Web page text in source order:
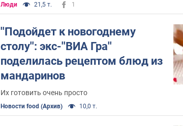
Люди 21,5 т. 1
''Подойдет к новогоднему
столу'': экс-''ВИА Гра''
поделилась рецептом блюд из
мандаринов
Их готовить очень просто
Новости food (Архив) 10,0 т.